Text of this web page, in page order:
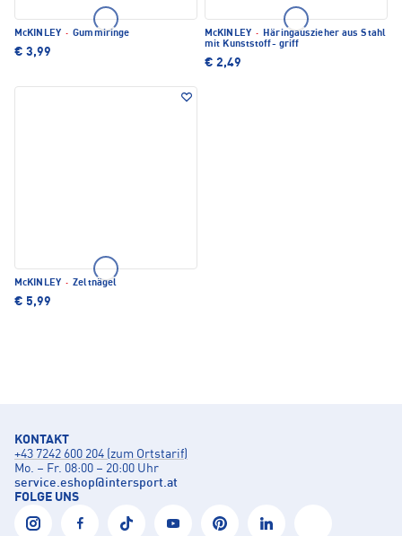
McKINLEY · Gummiringe
€ 3,99
McKINLEY · Häringauszieher aus Stahl
mit Kunststoff- griff
€ 2,49
McKINLEY · Zeltnägel
€ 5,99
KONTAKT
+43 7242 600 204 (zum Ortstarif)
Mo. – Fr. 08:00 – 20:00 Uhr
service.eshop@intersport.at
FOLGE UNS